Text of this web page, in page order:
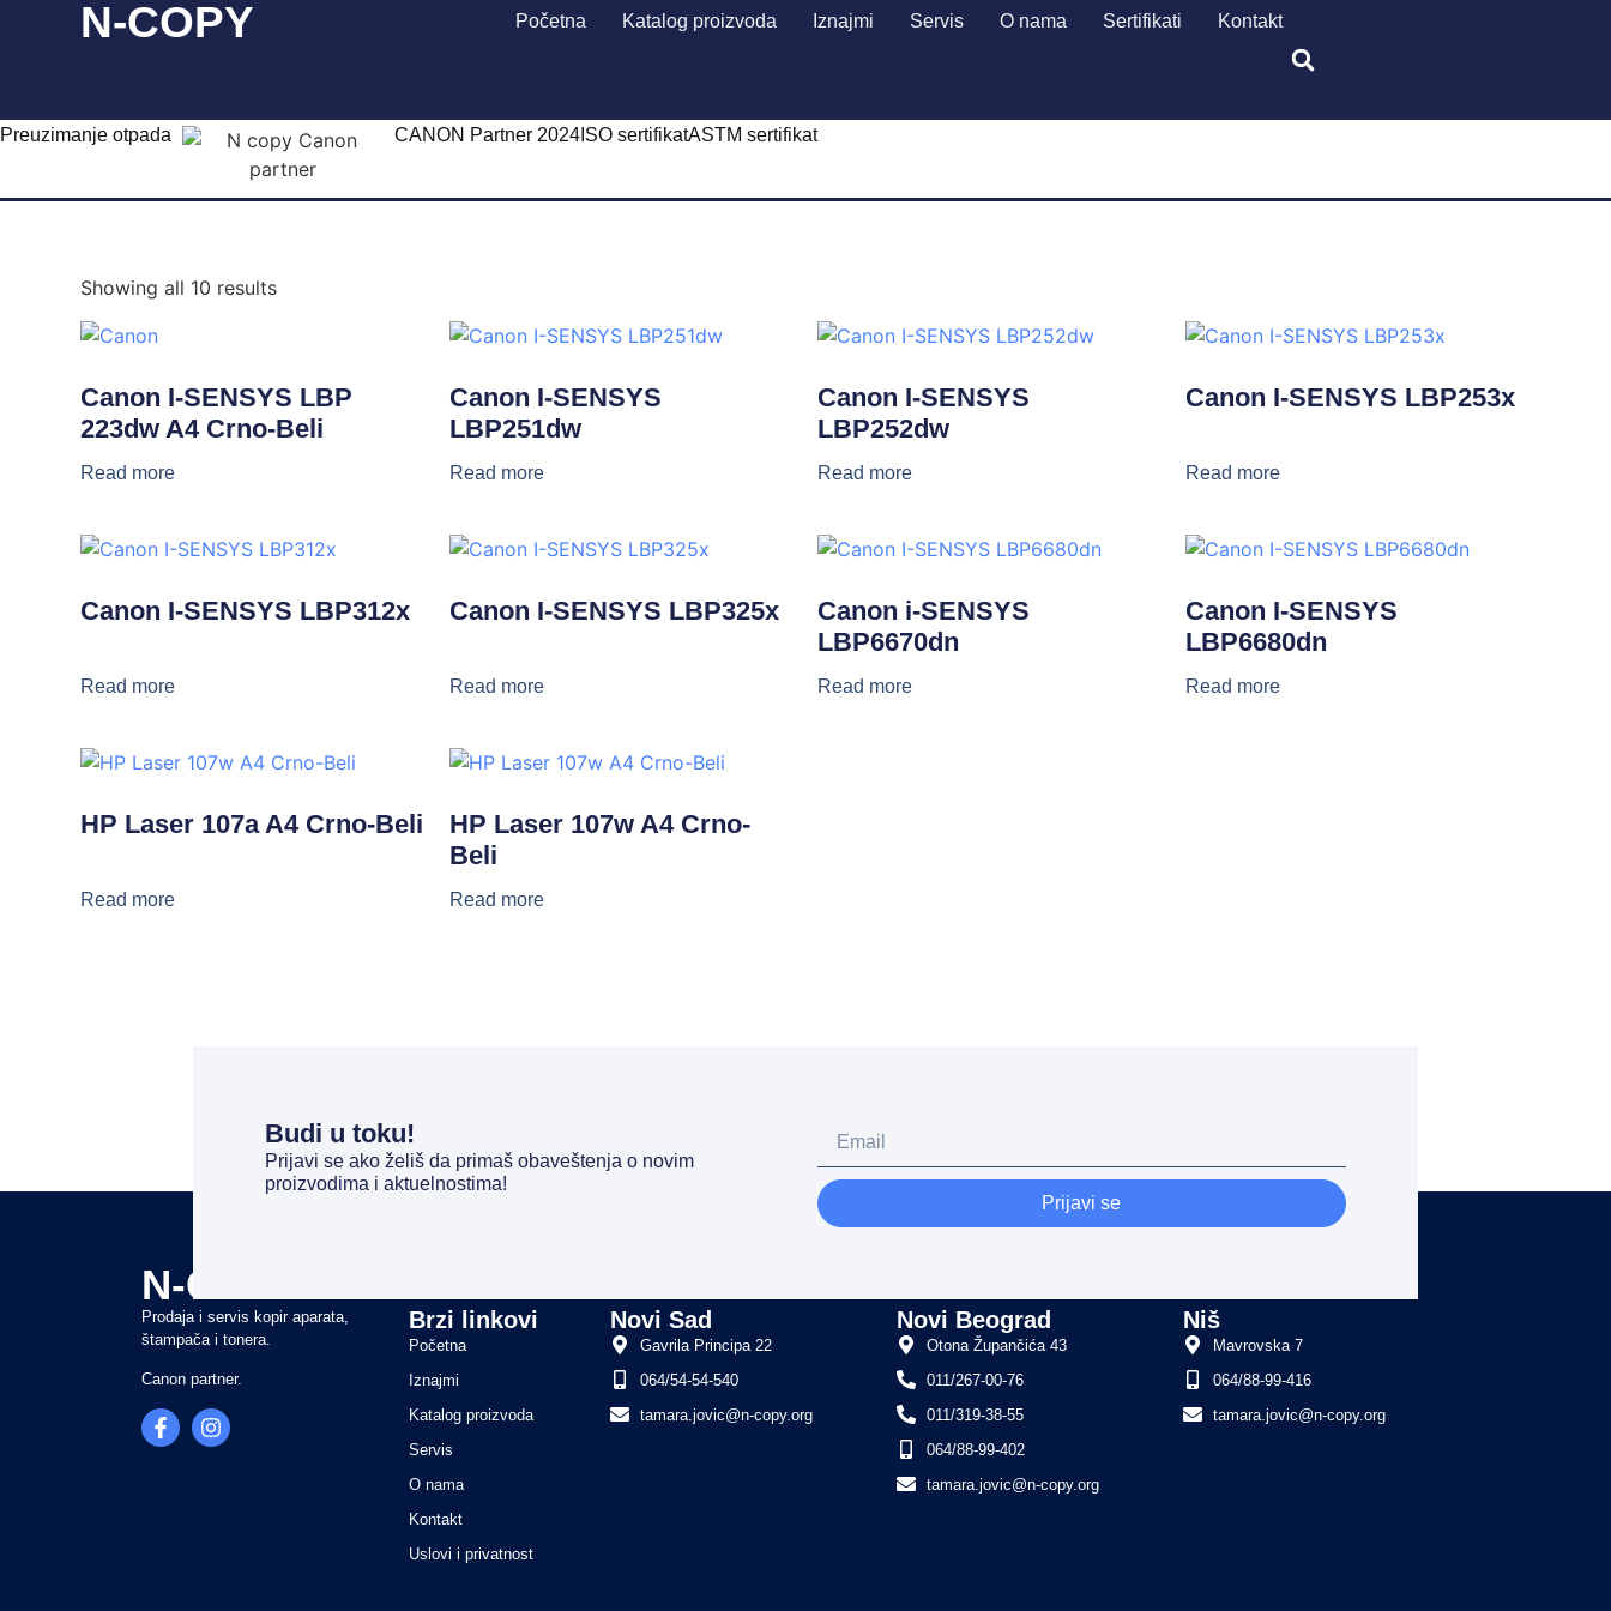
N-COPY Početna Katalog proizvoda Iznajmi Servis O nama Sertifikati Kontakt
Preuzimanje otpada CANON Partner 2024 ISO sertifikatASTM sertifikat
Showing all 10 results
Canon I-SENSYS LBP
223dw A4 Crno-Beli
Read more
Canon I-SENSYS
LBP251dw
Read more
Canon I-SENSYS
LBP252dw
Read more
Canon I-SENSYS LBP253x
Read more
Canon I-SENSYS LBP312x
Read more
Canon I-SENSYS LBP325x
Read more
Canon i-SENSYS
LBP6670dn
Read more
Canon I-SENSYS
LBP6680dn
Read more
HP Laser 107a A4 Crno-Beli
Read more
HP Laser 107w A4 Crno-
Beli
Read more
Budi u toku!
Prijavi se ako želiš da primaš obaveštenja o novim
proizvodima i aktuelnostima!
Prijavi se
N-COPY
Prodaja i servis kopir aparata,
štampača i tonera.
Canon partner.
Brzi linkovi
Početna
Iznajmi
Katalog proizvoda
Servis
O nama
Kontakt
Uslovi i privatnost
Novi Sad
Gavrila Principa 22
064/54-54-540
tamara.jovic@n-copy.org
Novi Beograd
Otona Župančića 43
011/267-00-76
011/319-38-55
064/88-99-402
tamara.jovic@n-copy.org
Niš
Mavrovska 7
064/88-99-416
tamara.jovic@n-copy.org